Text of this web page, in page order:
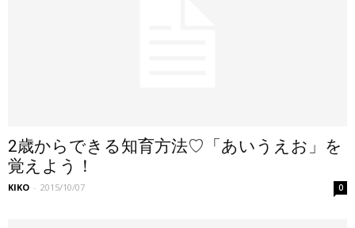
2歳からできる知育方法♡「あいうえお」を
覚えよう！
KIKO - 2015/10/07 0